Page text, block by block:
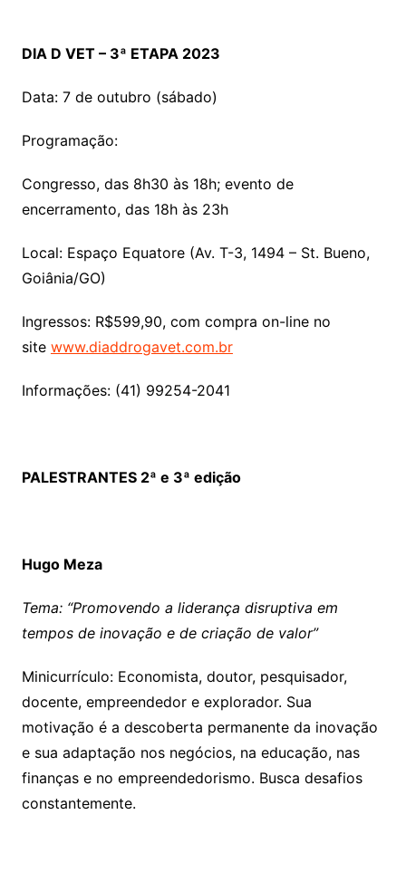
DIA D VET – 3ª ETAPA 2023
Data: 7 de outubro (sábado)
Programação:
Congresso, das 8h30 às 18h; evento de
encerramento, das 18h às 23h
Local: Espaço Equatore (Av. T-3, 1494 – St. Bueno,
Goiânia/GO)
Ingressos: R$599,90, com compra on-line no
site www.diaddrogavet.com.br
Informações: (41) 99254-2041
PALESTRANTES 2ª e 3ª edição
Hugo Meza
Tema: “Promovendo a liderança disruptiva em
tempos de inovação e de criação de valor”
Minicurrículo: Economista, doutor, pesquisador,
docente, empreendedor e explorador. Sua
motivação é a descoberta permanente da inovação
e sua adaptação nos negócios, na educação, nas
finanças e no empreendedorismo. Busca desafios
constantemente.